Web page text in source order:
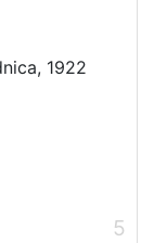
1922
5